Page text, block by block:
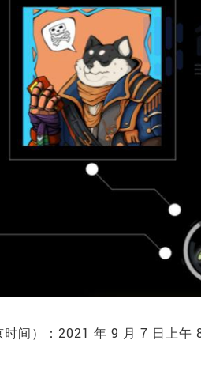
时间）：2021 年 9 月 7 日上午